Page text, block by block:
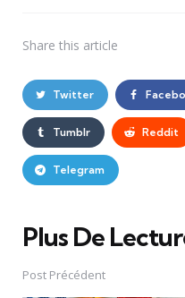
Share this article
Twitter
Tumblr Reddit
Telegram
Plus De
Post
navigation
Post Précédent